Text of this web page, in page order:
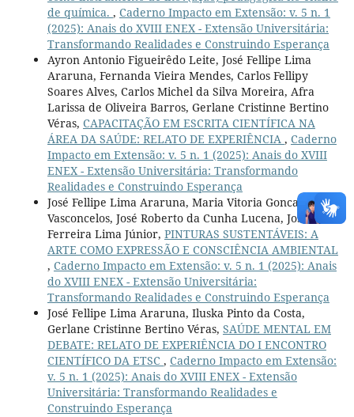
de química. , Caderno Impacto em Extensão: v. 5 n. 1
(2025): Anais do XVIII ENEX - Extensão Universitária:
Transformando Realidades e Construindo Esperança
Ayron Antonio Figueirêdo Leite, José Fellipe Lima
Araruna, Fernanda Vieira Mendes, Carlos Fellipy
Soares Alves, Carlos Michel da Silva Moreira, Afra
Larissa de Oliveira Barros, Gerlane Cristinne Bertino
Véras, CAPACITAÇÃO EM ESCRITA CIENTÍFICA NA
ÁREA DA SAÚDE: RELATO DE EXPERIÊNCIA , Caderno
Impacto em Extensão: v. 5 n. 1 (2025): Anais do XVIII
ENEX - Extensão Universitária: Transformando
Realidades e Construindo Esperança
José Fellipe Lima Araruna, Maria Vitoria Goncalves de
Vasconcelos, José Roberto da Cunha Lucena, José
Ferreira Lima Júnior, PINTURAS SUSTENTÁVEIS: A
ARTE COMO EXPRESSÃO E CONSCIÊNCIA AMBIENTAL
, Caderno Impacto em Extensão: v. 5 n. 1 (2025): Anais
do XVIII ENEX - Extensão Universitária:
Transformando Realidades e Construindo Esperança
José Fellipe Lima Araruna, Iluska Pinto da Costa,
Gerlane Cristinne Bertino Véras, SAÚDE MENTAL EM
DEBATE: RELATO DE EXPERIÊNCIA DO I ENCONTRO
CIENTÍFICO DA ETSC , Caderno Impacto em Extensão:
v. 5 n. 1 (2025): Anais do XVIII ENEX - Extensão
Universitária: Transformando Realidades e
Construindo Esperança